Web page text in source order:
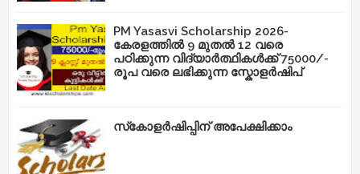
PM Yasasvi Scholarship 2026-
കേരളത്തിൽ 9 മുതൽ 12 വരെ
പഠിക്കുന്ന വിദ്യാർത്ഥികൾക്ക് 75000/-
രൂപ വരെ ലഭിക്കുന്ന സ്കോളർഷിപ്
സ്‌കോളർഷിപ്പിന് അപേക്ഷിക്കാം